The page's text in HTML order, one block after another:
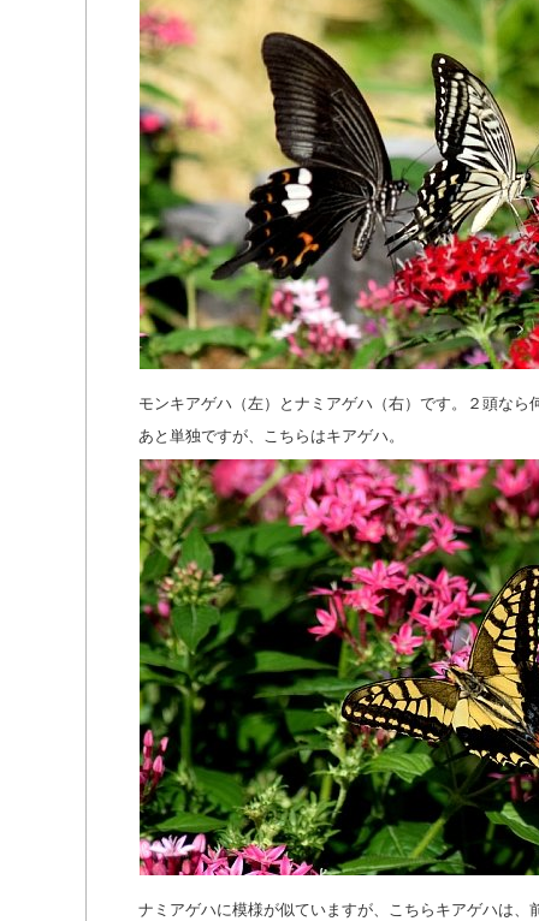
モンキアゲハ（左）とナミアゲハ（右）です。２頭なら
あと単独ですが、こちらはキアゲハ。
ナミアゲハに模様が似ていますが、こちらキアゲハは、